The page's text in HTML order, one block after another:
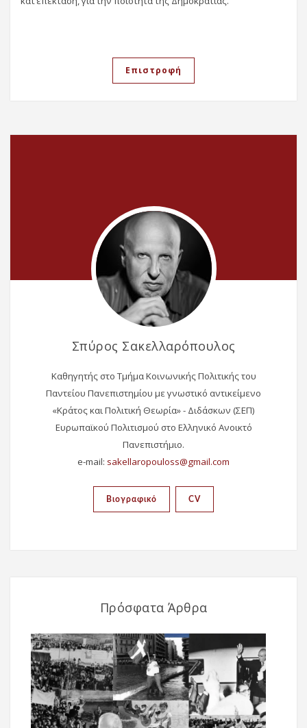
Επιστροφή
Σπύρος Σακελλαρόπουλος
Καθηγητής στο Τμήμα Κοινωνικής Πολιτικής του
Παντείου Πανεπιστημίου με γνωστικό αντικείμενο
«Κράτος και Πολιτική Θεωρία» - Διδάσκων (ΣΕΠ)
Ευρωπαϊκού Πολιτισμού στο Ελληνικό Ανοικτό
Πανεπιστήμιο.
e-mail:
Βιογραφικό CV
Πρόσφατα Άρθρα